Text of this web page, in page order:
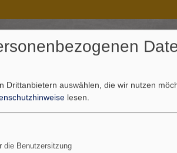
- Tennenlohe
Web
Drittanbietern auswählen, die wir nutzen
lesen.
die Benutzersitzung